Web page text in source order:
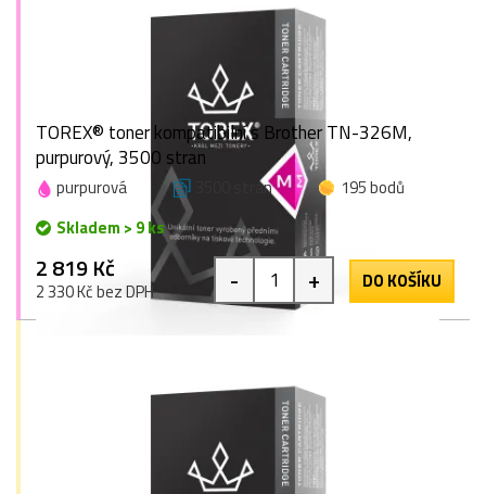
TOREX® toner kompatibilní s Brother TN-326M,
purpurový, 3500 stran
purpurová 3500 stran
195 bodů
Skladem > 9 ks
2 819 Kč
2 330 Kč bez DPH - + DO KOŠÍKU